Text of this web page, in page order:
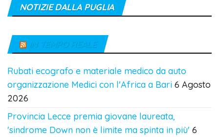
NOTIZIE DALLA PUGLIA
IN TEMPO REALE
Rubati ecografo e materiale medico da auto
organizzazione Medici con l'Africa a Bari 6 Agosto
2026
Provincia Lecce premia giovane laureata,
'sindrome Down non è limite ma spinta in più' 6